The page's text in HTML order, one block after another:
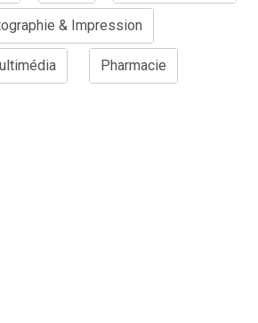
& Impression
Pharmacie